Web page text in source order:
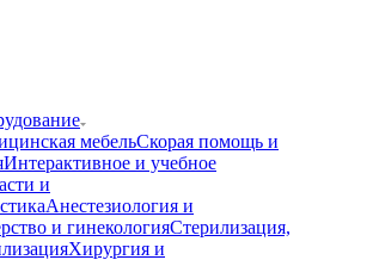
мебельСкорая помощь и
Интерактивное и учебное
и
Анестезиология и
и гинекологияСтерилизация,
Хирургия и